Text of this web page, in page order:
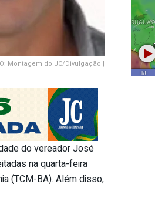
Montagem do JC/Divulgação |
do vereador José
na quarta-feira
(TCM-BA). Além disso,